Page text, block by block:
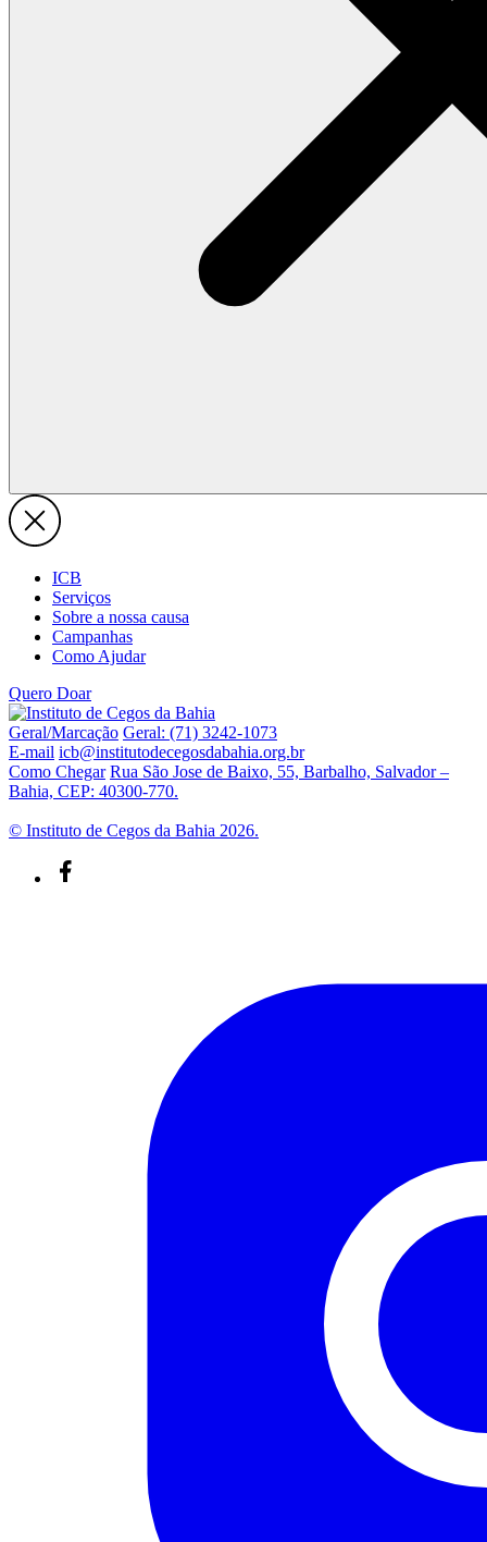
ICB
Serviços
Sobre a nossa causa
Campanhas
Como Ajudar
Quero Doar
Geral/Marcação Geral: (71) 3242-1073
E-mail icb@institutodecegosdabahia.org.br
Como Chegar Rua São Jose de Baixo, 55, Barbalho, Salvador –
Bahia, CEP: 40300-770.
© Instituto de Cegos da Bahia 2026.